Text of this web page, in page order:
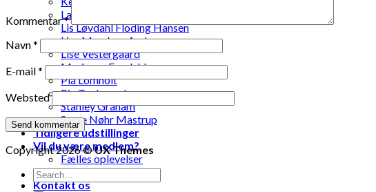
Laila Ohlin Gringer
Lis Løvdahl Floding Hansen
Lise Mandrup Andreassen
Lise Vestergaard
Marianne Engdahl
Pia Lomholt
Pia Teglgaard
Stanley Graham
Susse Nøhr Mastrup
Tidligere udstillinger
Vil du være medlem?
Fælles oplevelser
Fælles aktiviteter
Kontakt os
Kommentar*
Navn*
E-mail*
Websted
Copyright 2026 ©UX Themes